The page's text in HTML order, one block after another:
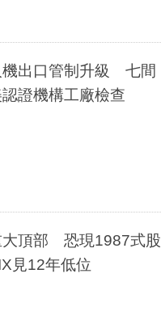
機出口管制升級 七間
證機構工廠檢查
大頂部 恐現1987式股
見12年低位